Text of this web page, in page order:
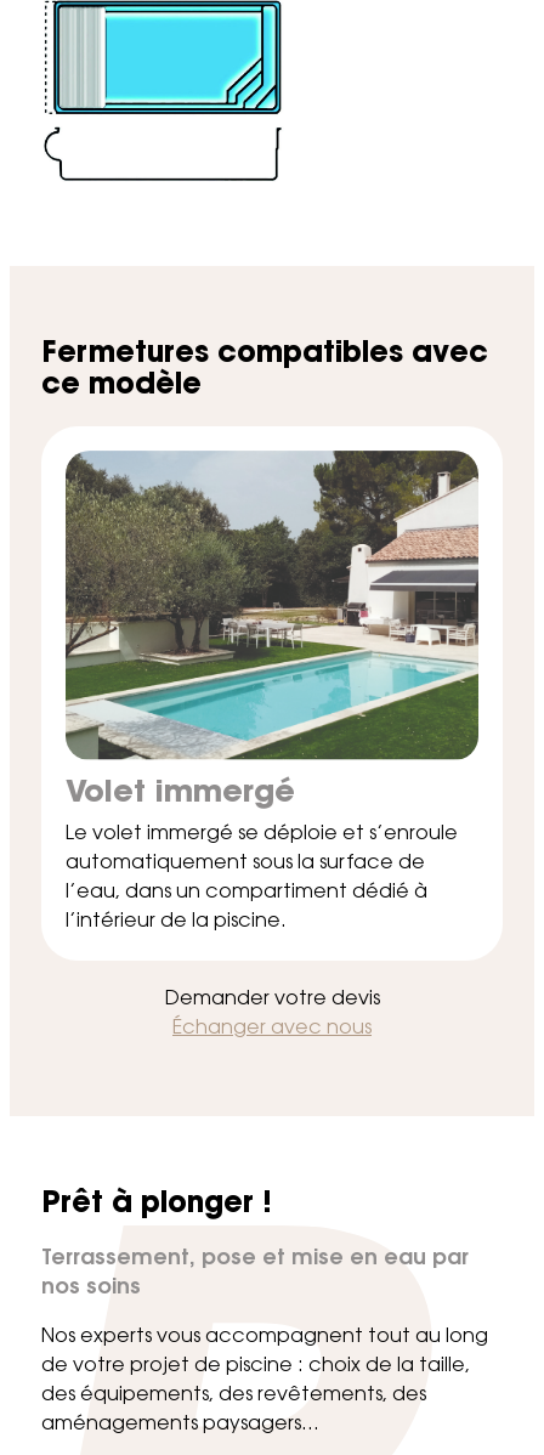
Fermetures compatibles avec
ce modèle
Volet immergé
Le volet immergé se déploie et s’enroule
automatiquement sous la surface de
l’eau, dans un compartiment dédié à
l’intérieur de la piscine.
Demander votre devis
Échanger avec nous
Prêt à plonger !
Terrassement, pose et mise en eau par
nos soins
Nos experts vous accompagnent tout au long
de votre projet de piscine : choix de la taille,
des équipements, des revêtements, des
aménagements paysagers…